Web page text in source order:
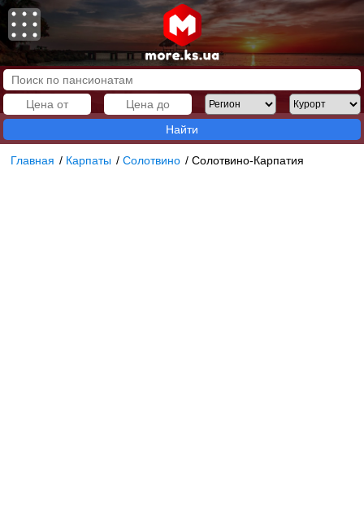
Найти
Главная / Карпаты /Солотвино /Солотвино-Карпатия